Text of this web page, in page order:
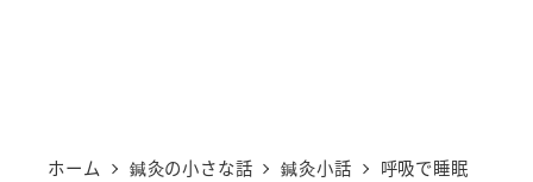
ホーム 鍼灸の小さな話 鍼灸小話
呼吸で睡眠